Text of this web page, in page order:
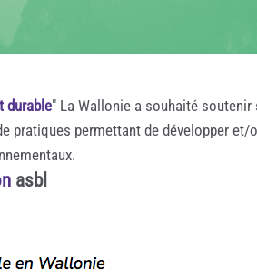
durable" La Wallonie a souhaité soutenir
pratiques permettant de développer et/
asbl